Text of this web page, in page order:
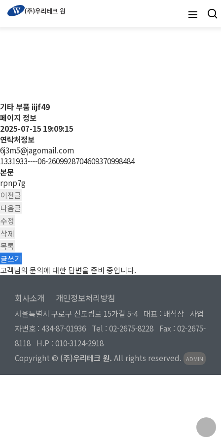
기타 부품 iijf49
페이지 정보
2025-07-15 19:09:15
연락처정보
6j3m5@jagomail.com
1331933----06-2609928704609370998484
본문
rpnp7g
이전글
다음글
수정
삭제
목록
글쓰기
고객님의 문의에 대한 답변을 준비 중입니다.
회사소개 개인정보처리방침
서울특별시 구로구 신도림로 15가길 5-4 대표 : 배석삼 사업
자번호 : 434-87-01936 Tel : 02-2675-8228 Fax : 02-2675-
8118 H.P : 010-3124-2918
Copyright © (주)우리테크 원. All rights reserved. ADMIN